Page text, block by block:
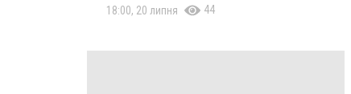
18:00, 20 липня 44